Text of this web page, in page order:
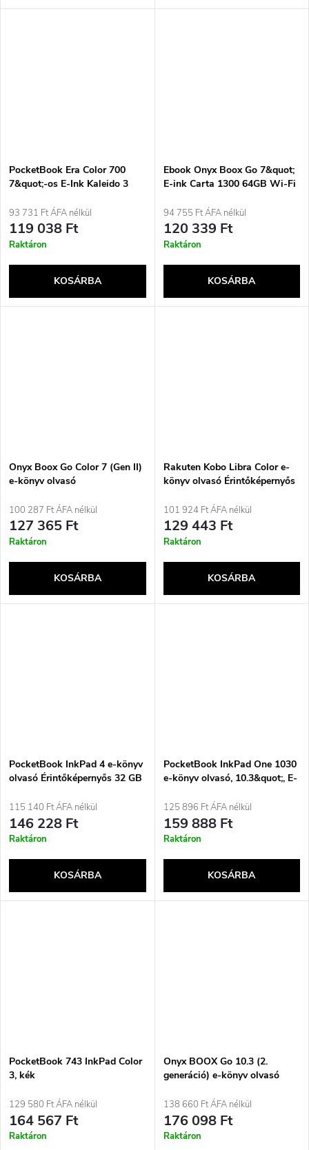
PocketBook Era Color 700
7&quot;-os E-Ink Kaleido 3
könyv
93 731 Ft ÁFA nélkül
119 038 Ft
Raktáron
KOSÁRBA
Ebook Onyx Boox Go 7&quot;
E-ink Carta 1300 64GB Wi-Fi
94 755 Ft ÁFA nélkül
120 339 Ft
Raktáron
KOSÁRBA
Onyx Boox Go Color 7 (Gen II)
e-könyv olvasó
Fekete
100 287 Ft ÁFA nélkül
127 365 Ft
Raktáron
KOSÁRBA
Rakuten Kobo Libra Color e-
könyv olvasó Érintőképernyős
101 924 Ft ÁFA nélkül
129 443 Ft
Raktáron
KOSÁRBA
PocketBook InkPad 4 e-könyv
olvasó Érintőképernyős 32 GB
115 140 Ft ÁFA nélkül
146 228 Ft
Raktáron
KOSÁRBA
PocketBook InkPad One 1030
e-könyv olvasó, 10.3&quot;, E-
matt fekete
125 896 Ft ÁFA nélkül
159 888 Ft
Raktáron
KOSÁRBA
PocketBook 743 InkPad Color
3, kék
129 580 Ft ÁFA nélkül
164 567 Ft
Raktáron
Onyx BOOX Go 10.3 (2.
generáció) e-könyv olvasó
Szürke
138 660 Ft ÁFA nélkül
176 098 Ft
Raktáron